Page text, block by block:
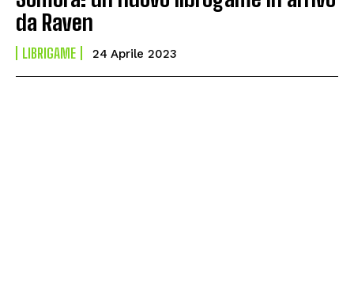
da Raven
LIBRIGAME 24 Aprile 2023